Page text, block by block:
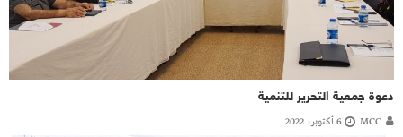
دعوة جمعية التحرير للتنمية
MCC 6 أكتوبر، 2022